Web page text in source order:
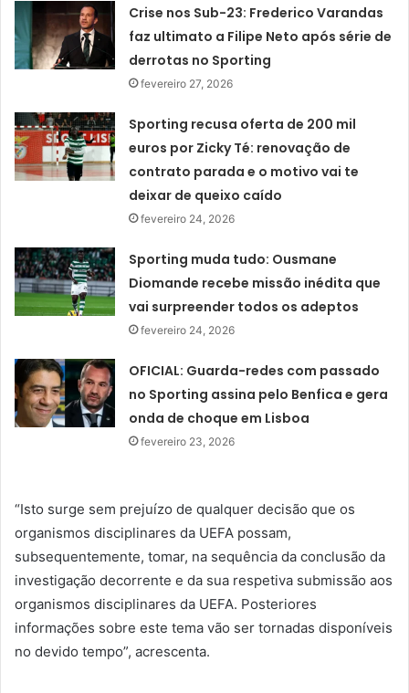
Crise nos Sub-23: Frederico Varandas
faz ultimato a Filipe Neto após série de
derrotas no Sporting
fevereiro 27, 2026
Sporting recusa oferta de 200 mil
euros por Zicky Té: renovação de
contrato parada e o motivo vai te
deixar de queixo caído
fevereiro 24, 2026
Sporting muda tudo: Ousmane
Diomande recebe missão inédita que
vai surpreender todos os adeptos
fevereiro 24, 2026
OFICIAL: Guarda-redes com passado
no Sporting assina pelo Benfica e gera
onda de choque em Lisboa
fevereiro 23, 2026
“Isto surge sem prejuízo de qualquer decisão que os
organismos disciplinares da UEFA possam,
subsequentemente, tomar, na sequência da conclusão da
investigação decorrente e da sua respetiva submissão aos
organismos disciplinares da UEFA. Posteriores
informações sobre este tema vão ser tornadas disponíveis
no devido tempo”, acrescenta.